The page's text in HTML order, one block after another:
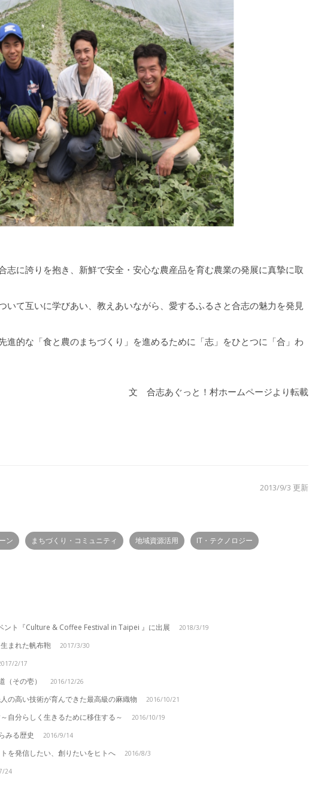
に誇りを抱き、新鮮で安全・安心な農産品を育む農業の発展に真摯に取
て互いに学びあい、教えあいながら、愛するふるさと合志の魅力を発見
的な「食と農のまちづくり」を進めるために「志」をひとつに「合」わ
文 合志あぐっと！村ホームページより転載
2013/9/3 更新
ン まちづくり・コミュニティ 地域資源活用 IT・テクノロジー
ント『Culture & Coffee Festival in Taipei 』に出展 2018/3/19
まれた帆布鞄 2017/3/30
2/17
（その壱） 2016/12/26
の高い技術が育んできた最高級の麻織物 2016/10/21
自分らしく生きるために移住する～ 2016/10/19
みる歴史 2016/9/14
を発信したい、創りたいをヒトへ 2016/8/3
24